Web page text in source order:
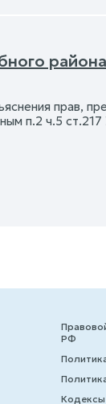
прав,
п.2 ч.5
РФ